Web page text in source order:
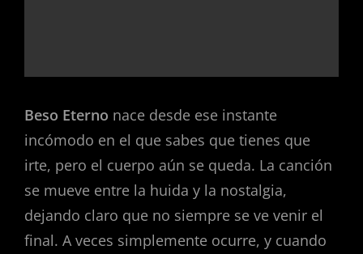
Beso Eterno nace desde ese instante
incómodo en el que sabes que tienes que
irte, pero el cuerpo aún se queda. La canción
se mueve entre la huida y la nostalgia,
dejando claro que no siempre se ve venir el
final. A veces simplemente ocurre, y cuando